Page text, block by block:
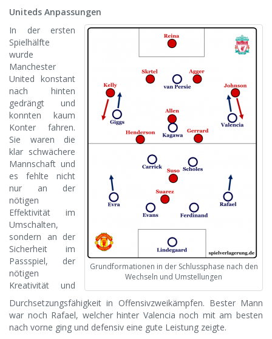
Uniteds Anpassungen
Grundformationen in der Schlussphase nach den
Wechseln und Umstellungen
In der ersten
Spielhälfte
wurde
Manchester
United konstant
nach hinten
gedrängt und
konnten kaum
Konter fahren.
Sie waren die
klar schwächere
Mannschaft und
es fehlte nicht
nur an der
nötigen
Effektivität im
Umschalten,
sondern an der
Sicherheit im
Passspiel, der
nötigen
Kreativität und
Durchsetzungsfähigkeit in Offensivzweikämpfen. Bester Mann
war noch Rafael, welcher hinter Valencia noch mit am besten
nach vorne ging und defensiv eine gute Leistung zeigte.